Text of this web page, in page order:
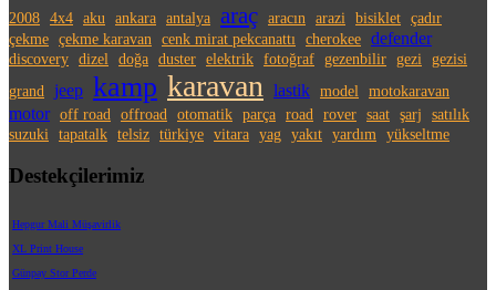
2008 4x4 aku ankara antalya araç aracın arazi bisiklet çadır
çekme çekme karavan cenk mirat pekcanattı cherokee defender
discovery dizel doğa duster elektrik fotoğraf gezenbilir gezi
gezisi
grand
jeep kamp karavan lastik model motokaravan
motor off road offroad otomatik parça road rover saat şarj
satılık
suzuki
tapatalk telsiz türkiye vitara yag yakıt yardım yükseltme
Destekçilerimiz
Hepgur Mali Müşavirlik
XL Print House
Günpay Stor Perde